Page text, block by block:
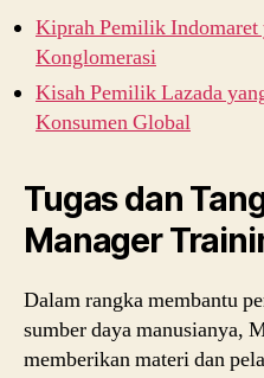
Kiprah Pemilik
Konglomerasi
Kisah Pemilik Lazada
Konsumen Global
Tugas dan
Manager
Dalam rangka membantu
sumber daya manusianya,
memberikan materi dan